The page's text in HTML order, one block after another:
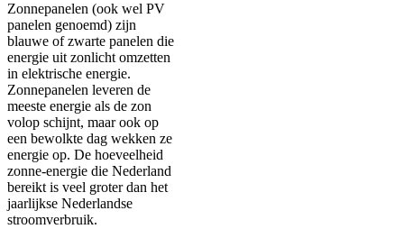
Zonnepanelen (ook wel PV
panelen genoemd) zijn
blauwe of zwarte panelen die
energie uit zonlicht omzetten
in elektrische energie.
Zonnepanelen leveren de
meeste energie als de zon
volop schijnt, maar ook op
een bewolkte dag wekken ze
energie op. De hoeveelheid
zonne-energie die Nederland
bereikt is veel groter dan het
jaarlijkse Nederlandse
stroomverbruik.